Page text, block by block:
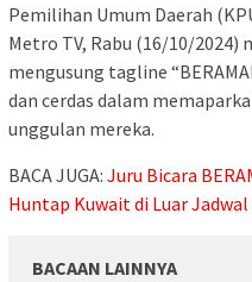
Pemilihan Umum Daerah
Metro TV, Rabu (16/10/2024)
mengusung tagline
dan cerdas dalam
unggulan mereka.
BACA JUGA: Juru Bicara
Huntap Kuwait di Luar Jadwal
BACAAN LAINNYA